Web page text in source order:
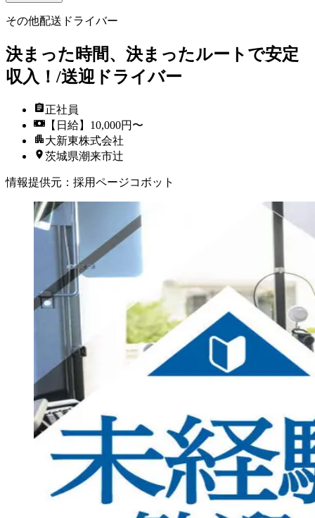
その他配送ドライバー
決まった時間、決まったルートで安定
収入！/送迎ドライバー
正社員
【日給】10,000円〜
大新東株式会社
茨城県潮来市辻
情報提供元 ： 採用ページコボット